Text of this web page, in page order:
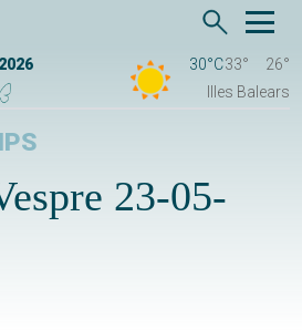
30°C33°
26°
Illes Balears
23-05-